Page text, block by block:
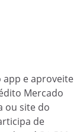
app e aproveite
Mercado
ou site do
de